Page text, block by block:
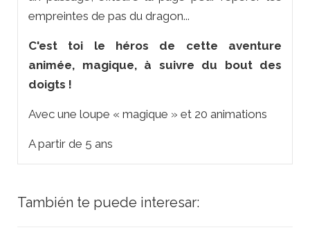
empreintes de pas du dragon...
C'est toi le héros de cette aventure
animée, magique, à suivre du bout des
doigts !
Avec une loupe « magique » et 20 animations
A partir de 5 ans
También te puede interesar: